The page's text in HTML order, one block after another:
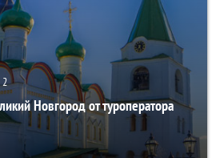
2
Новгород от туроператора